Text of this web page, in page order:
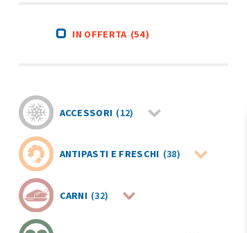
IN OFFERTA (54)
ACCESSORI (12)
ANTIPASTI E FRESCHI (38)
CARNI (32)